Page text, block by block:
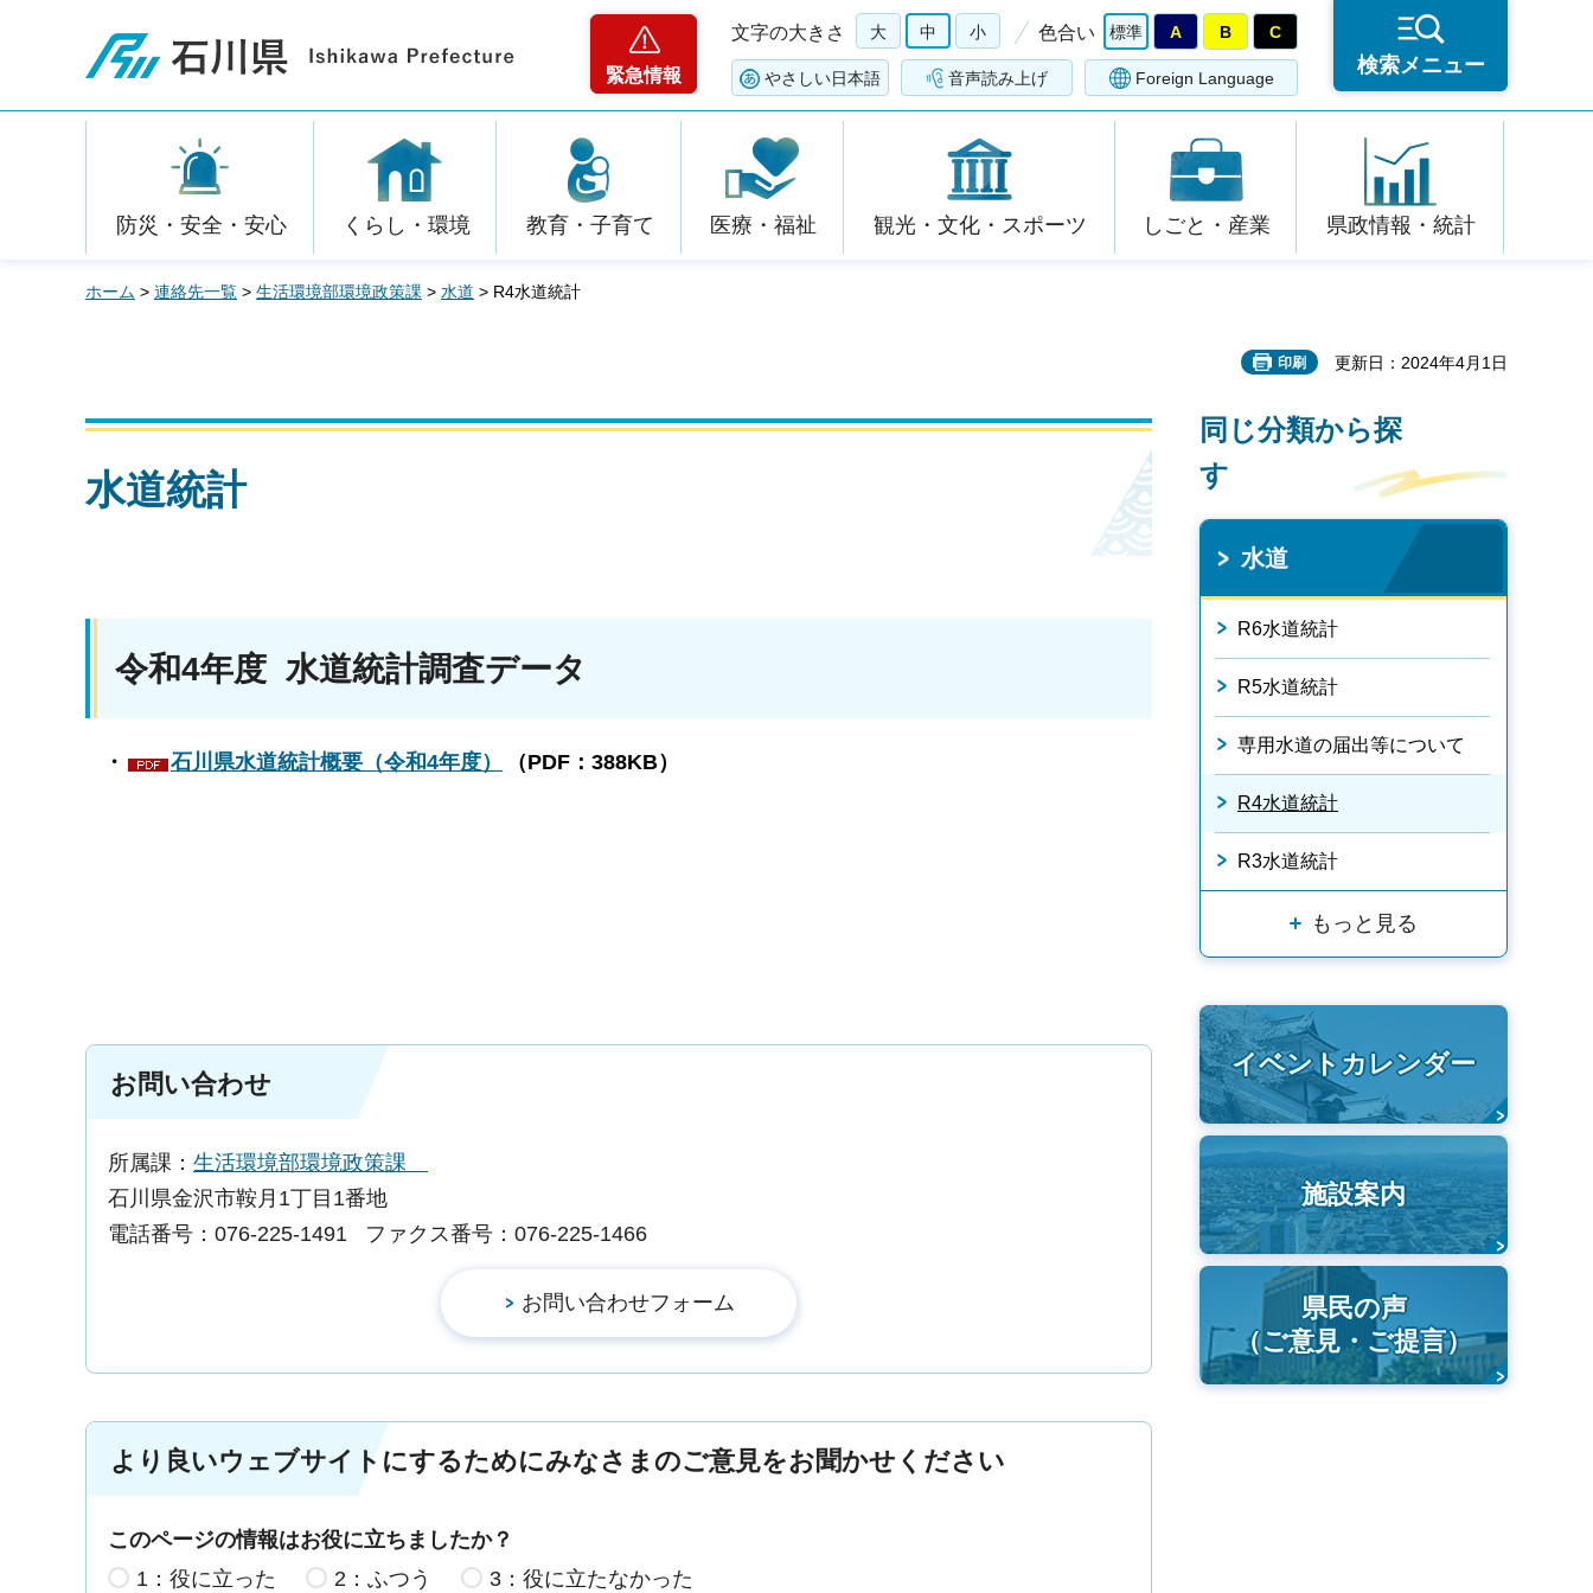
石川県
緊急情報
文字の大きさ 大 中 小 色合い 標準 A B C
やさしい日本語 音声読み上げ Foreign Language
検索メニュー
防災・安全・安心 くらし・環境 教育・子育て 医療・福祉 観光・文化・スポーツ しごと・産業 県政情報・統計
ホーム > 連絡先一覧 > 生活環境部環境政策課 > 水道 > R4水道統計
印刷 更新日：2024年4月1日
水道統計
令和4年度 水道統計調査データ
・ 石川県水道統計概要（令和4年度） （PDF：388KB）
お問い合わせ
所属課： 生活環境部環境政策課
石川県金沢市鞍月1丁目1番地
電話番号：076-225-1491
ファクス番号：076-225-1466
より良いウェブサイトにするためにみなさまのご意見をお聞かせください
このページの情報はお役に立ちましたか？
1：役に立った
2：ふつう 3：役に立たなかった
同じ分類から探
す
水道
R6水道統計
R5水道統計
専用水道の届出等について
R4水道統計
R3水道統計
もっと見る
イベントカレンダー
施設案内
県民の声
（ご意見・ご提言）